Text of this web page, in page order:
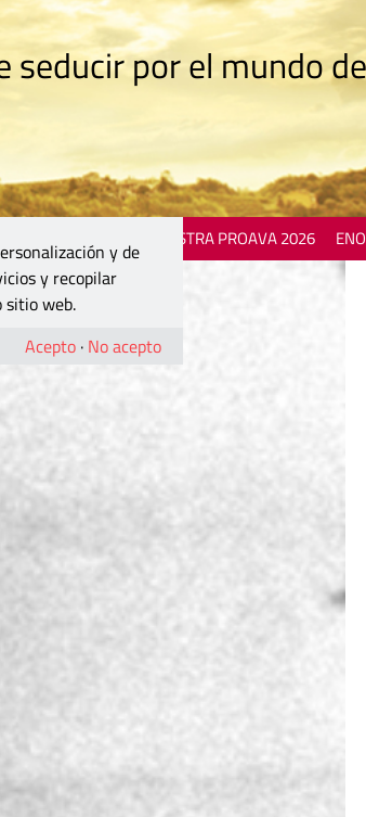
seducir por el mundo
MOSTRA PROAVA 2026
y de
y recopilar
sitio web.
Acepto · No acepto